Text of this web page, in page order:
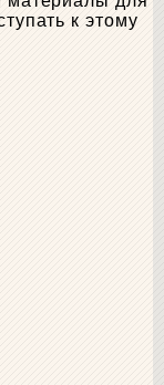
к этому